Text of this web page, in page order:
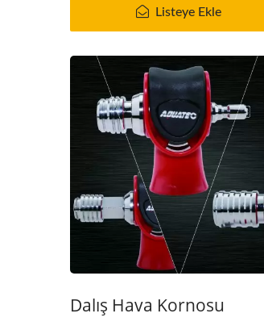
Listeye Ekle
Dalış Hava Kornosu
Seri Guardian Hava Filtresi
Nem Sistemi